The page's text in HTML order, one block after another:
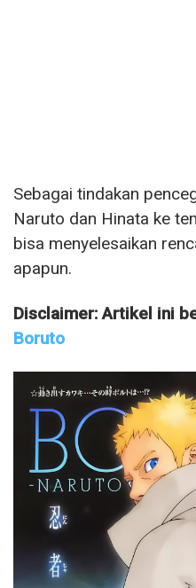
Sebagai tindakan
Naruto dan Hinata ke
bisa menyelesaikan
apapun.
Disclaimer: Artikel ini
Boruto